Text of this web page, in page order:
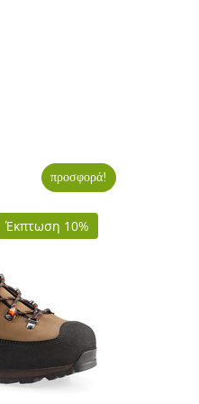
προσφορά!
Έκπτωση 10%